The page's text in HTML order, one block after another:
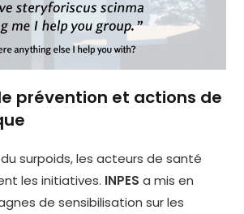
prévention et actions de
du surpoids, les acteurs de santé
les initiatives. INPES a mis en
de sensibilisation sur les